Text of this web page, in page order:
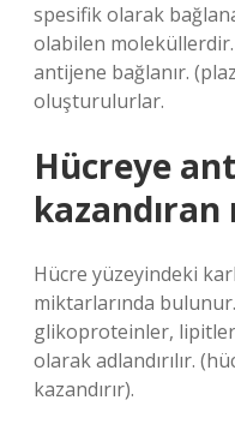
spesifik olarak
olabilen
antijene bağlanır.
oluşturulurlar.
Hücreye
kazandıran
Hücre yüzeyindeki
miktarlarında
glikoproteinler,
olarak adlandırılır.
kazandırır).